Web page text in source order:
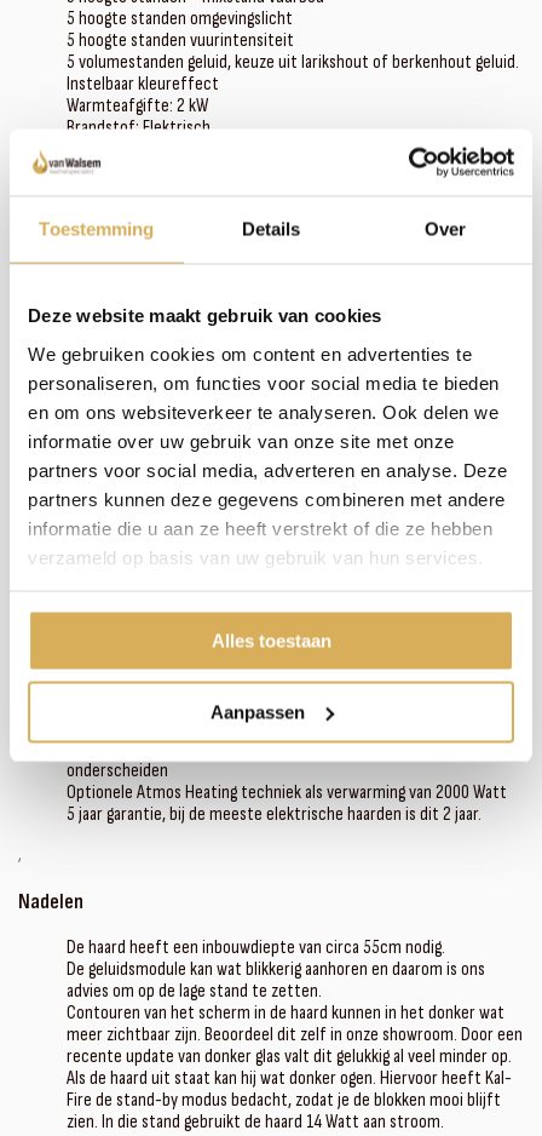
Toestemming Details Over
Deze website maakt gebruik van cookies
We gebruiken cookies om content en advertenties te
personaliseren, om functies voor social media te bieden
en om ons websiteverkeer te analyseren. Ook delen we
informatie over uw gebruik van onze site met onze
partners voor social media, adverteren en analyse. Deze
partners kunnen deze gegevens combineren met andere
informatie die u aan ze heeft verstrekt of die ze hebben
verzameld op basis van uw gebruik van hun services.
Alles toestaan
Aanpassen
5 hoogte standen omgevingslicht
5 hoogte standen vuurintensiteit
5 volumestanden geluid, keuze uit larikshout of berkenhout geluid.
Instelbaar kleureffect
Warmteafgifte: 2 kW
Brandstof: Elektrisch
Garantie: 5 jaar
Afmeting hoogte: 90,5 cm
Voor- en nadelen
Bij Kalfire werken ze vanuit krachtige principes om jouw als eindgebruiker een ultieme
beleving te geven. Online kom je vaak voordelen tegen, maar hoor je weinig over
nadelen. Wij willen jou transparant en eerlijk informeren. Daarom vind je hieronder de
voordelen en nadelen van de Kalfire E-one 130F:
Voordelen
Laag energieverbruik van 110 Watt
Uniek vlammenspel met holografische techniek 3D-techniek. High-
Zeer revolutionair vlambeeld
Geleverd met handgemaakt keramisch luxe houtset
Milieuvriendelijk, duurzaam en daardoor toekomstbestendig
Naast de standaard vlakke bodemplaat is het mogelijk om de
optionele design bodemplaat te selecteren.
Met optionele Dual HD techniek niet van echt vuur te
onderscheiden
Optionele Atmos Heating techniek als verwarming van 2000 Watt
5 jaar garantie, bij de meeste elektrische haarden is dit 2 jaar.
‚
Nadelen
De haard heeft een inbouwdiepte van circa 55cm nodig.
De geluidsmodule kan wat blikkerig aanhoren en daarom is ons
advies om op de lage stand te zetten.
Contouren van het scherm in de haard kunnen in het donker wat
meer zichtbaar zijn. Beoordeel dit zelf in onze showroom. Door een
recente update van donker glas valt dit gelukkig al veel minder op.
Als de haard uit staat kan hij wat donker ogen. Hiervoor heeft Kal-
Fire de stand-by modus bedacht, zodat je de blokken mooi blijft
zien. In die stand gebruikt de haard 14 Watt aan stroom.